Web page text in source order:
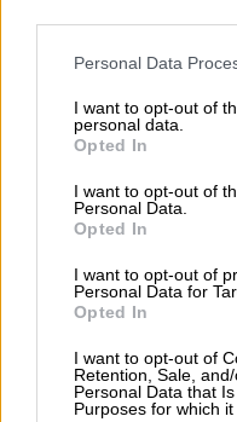
Please note that this
not limited to your visit or
grant or deny consent to
use your data for below
consent section.
Personal Data
I want to opt-out of
personal data.
Opted In
I want to opt-out of
Personal Data.
Opted In
I want to opt-out of
Personal Data for
Opted In
I want to opt-out of
Retention, Sale,
Personal Data that
Purposes for which it
Δικαιούχοιτης
πληγείσες από
Θεσσαλίας και
κρατικής αρωγής
τα οποία
ζημίες στις
ένταξής τους στο
στεγαστικής
οικοσκευής.
Ειδικότερα η
επιχειρήσειςκαι